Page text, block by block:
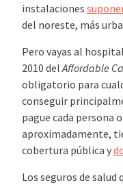
instalaciones
del noreste, más
Pero vayas al
2010 del Affordable
obligatorio para
conseguir
pague cada persona
aproximadamente,
cobertura pública y
Los seguros de salud